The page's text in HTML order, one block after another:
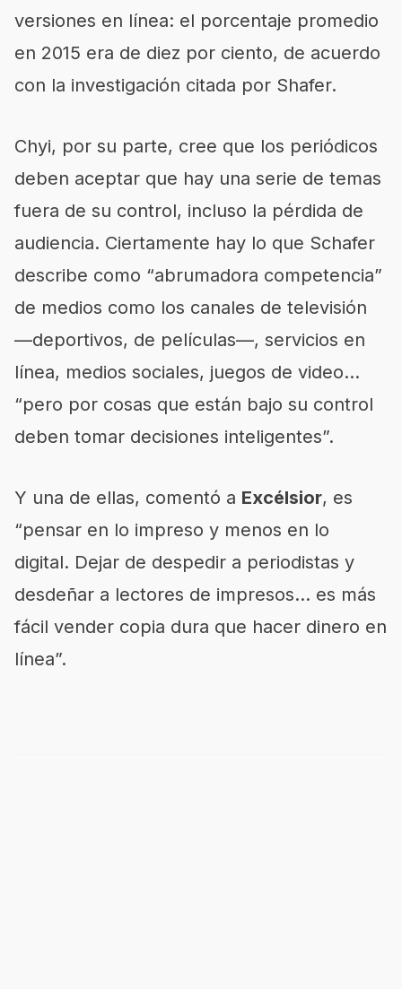
versiones en línea: el porcentaje promedio
en 2015 era de diez por ciento, de acuerdo
con la investigación citada por Shafer.
Chyi, por su parte, cree que los periódicos
deben aceptar que hay una serie de temas
fuera de su control, incluso la pérdida de
audiencia. Ciertamente hay lo que Schafer
describe como “abrumadora competencia”
de medios como los canales de televisión
—deportivos, de películas—, servicios en
línea, medios sociales, juegos de video…
“pero por cosas que están bajo su control
deben tomar decisiones inteligentes”.
Y una de ellas, comentó a Excélsior, es
“pensar en lo impreso y menos en lo
digital. Dejar de despedir a periodistas y
desdeñar a lectores de impresos… es más
fácil vender copia dura que hacer dinero en
línea”.